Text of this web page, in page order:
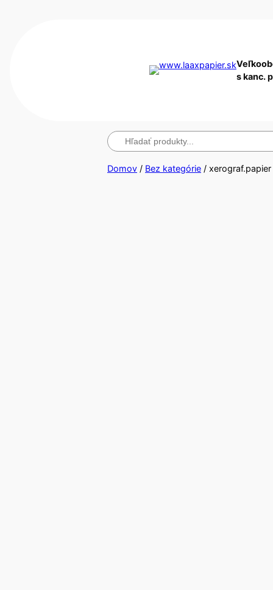
s kanc.
Hľadanie
Domov / Bez kategórie / xerograf.papier